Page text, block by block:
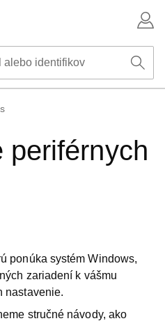
periférnych
ponúka systém Windows,
zariadení k vášmu
nastavenie.
stručné návody, ako